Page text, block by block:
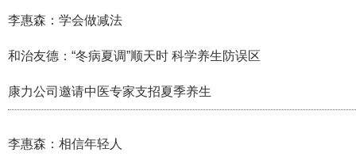
李惠森：学会做减法
和治友德：“冬病夏调”顺天时 科学养生防误区
康力公司邀请中医专家支招夏季养生
李惠森：相信年轻人